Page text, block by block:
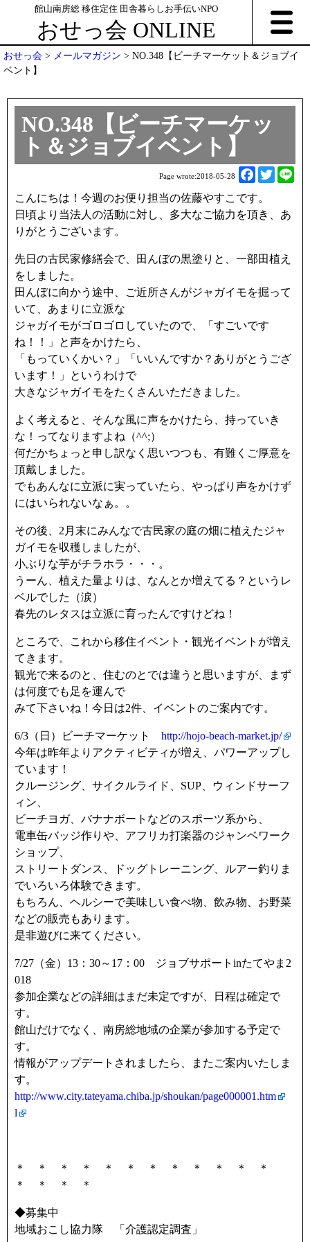
館山南房総 移住定住 田舎暮らしお手伝いNPO
おせっ会 ONLINE
おせっ会 > メールマガジン > NO.348【ビーチマーケット＆ジョブイ
ベント】
NO.348【ビーチマーケッ
ト＆ジョブイベント】
Page wrote:2018-05-28
F
c
o
k
T
e
こんにちは！今週のお便り担当の佐藤やすこです。
日頃より当法人の活動に対し、多大なご協力を頂き、あ
りがとうございます。
先日の古民家修繕会で、田んぼの黒塗りと、一部田植え
をしました。
田んぼに向かう途中、ご近所さんがジャガイモを掘って
いて、あまりに立派な
ジャガイモがゴロゴロしていたので、「すごいです
ね！！」と声をかけたら、
「もっていくかい？」「いいんですか？ありがとうござ
います！」というわけで
大きなジャガイモをたくさんいただきました。
よく考えると、そんな風に声をかけたら、持っていき
な！ってなりますよね（^^;）
何だかちょっと申し訳なく思いつつも、有難くご厚意を
頂戴しました。
でもあんなに立派に実っていたら、やっぱり声をかけず
にはいられないなぁ。。
その後、2月末にみんなで古民家の庭の畑に植えたジャ
ガイモを収穫しましたが、
小ぶりな芋がチラホラ・・・。
うーん、植えた量よりは、なんとか増えてる？というレ
ベルでした（涙）
春先のレタスは立派に育ったんですけどね！
ところで、これから移住イベント・観光イベントが増え
てきます。
観光で来るのと、住むのとでは違うと思いますが、まず
は何度でも足を運んで
みて下さいね！今日は2件、イベントのご案内です。
6/3（日）ビーチマーケット http://hojo-beach-market.jp/
今年は昨年よりアクティビティが増え、パワーアップし
ています！
クルージング、サイクルライド、SUP、ウィンドサーフ
ィン、
ビーチヨガ、バナナボートなどのスポーツ系から、
電車缶バッジ作りや、アフリカ打楽器のジャンベワーク
ショップ、
ストリートダンス、ドッグトレーニング、ルアー釣りま
でいろいろ体験できます。
もちろん、ヘルシーで美味しい食べ物、飲み物、お野菜
などの販売もあります。
是非遊びに来てください。
7/27（金）13：30～17：00 ジョブサポートinたてやま2
018
参加企業などの詳細はまだ未定ですが、日程は確定で
す。
館山だけでなく、南房総地域の企業が参加する予定で
す。
情報がアップデートされましたら、またご案内いたしま
す。
http://www.city.tateyama.chiba.jp/shoukan/page000001.htm
l
＊ ＊ ＊ ＊ ＊ ＊ ＊ ＊ ＊ ＊ ＊ ＊
＊ ＊ ＊ ＊
◆募集中
地域おこし協力隊 「介護認定調査」